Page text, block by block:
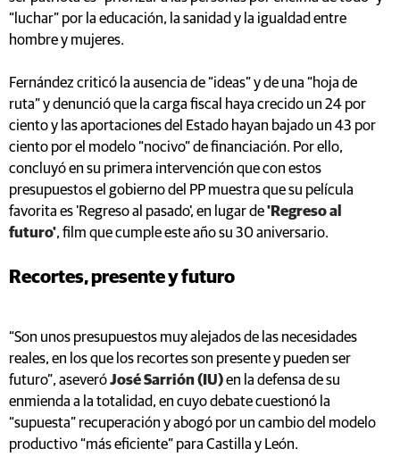
“luchar” por la educación, la sanidad y la igualdad entre
hombre y mujeres.
Fernández criticó la ausencia de “ideas” y de una “hoja de
ruta” y denunció que la carga fiscal haya crecido un 24 por
ciento y las aportaciones del Estado hayan bajado un 43 por
ciento por el modelo “nocivo” de financiación. Por ello,
concluyó en su primera intervención que con estos
presupuestos el gobierno del PP muestra que su película
favorita es 'Regreso al pasado', en lugar de'Regreso al
futuro', film que cumple este año su 30 aniversario.
Recortes, presente y futuro
“Son unos presupuestos muy alejados de las necesidades
reales, en los que los recortes son presente y pueden ser
futuro”, aseveróJosé Sarrión (IU)en la defensa de su
enmienda a la totalidad, en cuyo debate cuestionó la
“supuesta” recuperación y abogó por un cambio del modelo
productivo “más eficiente” para Castilla y León.